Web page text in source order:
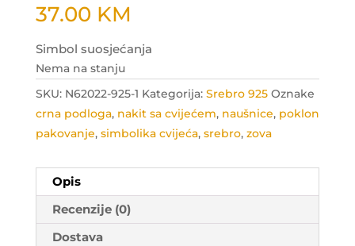
37.00 KM
Simbol suosjećanja
Nema na stanju
SKU: N62022-925-1 Kategorija: Srebro 925 Oznake
crna podloga, nakit sa cvijećem, naušnice, poklon
pakovanje, simbolika cvijeća, srebro, zova
Opis
Recenzije (0)
Dostava